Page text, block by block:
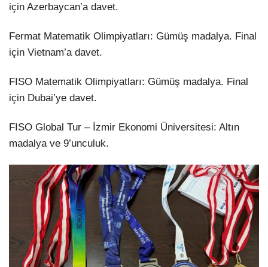
için Azerbaycan’a davet.
Fermat Matematik Olimpiyatları: Gümüş madalya. Final
için Vietnam’a davet.
FISO Matematik Olimpiyatları: Gümüş madalya. Final
için Dubai’ye davet.
FISO Global Tur – İzmir Ekonomi Üniversitesi: Altın
madalya ve 9’unculuk.